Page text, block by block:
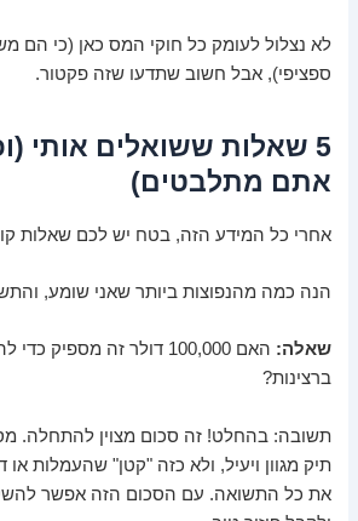
לא נצלול לעומק כל חוקי המס כאן (כי הם
ספציפי), אבל חשוב שתדעו שזה פקטור.
5 שאלות ששואלים אותי
אתם מתלבטים)
אחרי כל המידע הזה, בטח יש לכם שאלות
הנה כמה מהנפוצות ביותר שאני שומע,
שאלה:
האם 100,000 דולר זה מספיק
ברצינות?
תשובה: בהחלט! זה סכום מצוין להתחלה.
תיק מגוון ויעיל, ולא כזה "קטן" שהעמלות או
את כל התשואה. עם הסכום הזה אפשר